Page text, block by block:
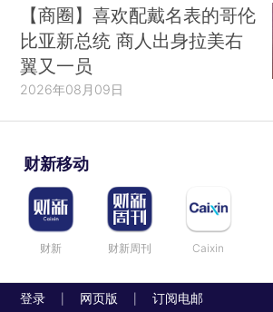
【商圈】喜欢配戴名表的哥伦
比亚新总统 商人出身拉美右
翼又一员
2026年08月09日
财新移动
财新 财新周刊 Caixin
登录 网页版 订阅电邮